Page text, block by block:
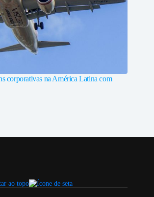
corporativas na América Latina com
ao topo